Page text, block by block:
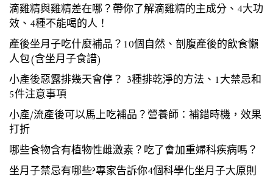
滴雞精與雞精差在哪？帶你了解滴雞精的主成分、4大功
效、4種不能喝的人！
產後坐月子吃什麼補品？10個自然、剖腹產後的飲食懶
人包(含坐月子食譜)
小產後惡露排幾天會停？ 3種排乾淨的方法、1大禁忌和
5件注意事項
小產/流產後可以馬上吃補品？營養師：補錯時機，效果
打折
哪些食物含有植物性雌激素？吃了會加重婦科疾病嗎？
坐月子禁忌有哪些?專家告訴你4個科學化坐月子大原則